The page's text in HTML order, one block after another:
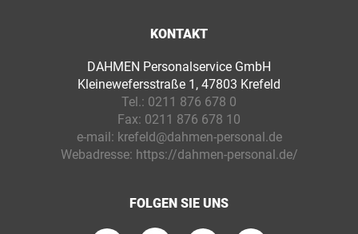
KONTAKT
DAHMEN Personalservice GmbH
Kleinewefersstraße 1, 47803 Krefeld
Tel.: 0211 876 678 0
Fax: 0211 876 678 10
e-mail: krefeld@dahmen-personal.de
Webadresse: https://dahmen-personal.de/
FOLGEN SIE UNS